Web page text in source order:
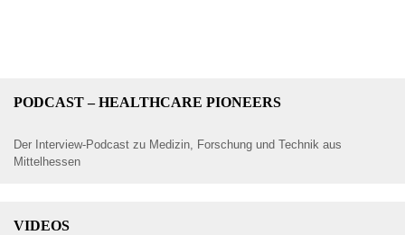
PODCAST – HEALTHCARE PIONEERS
Der Interview-Podcast zu Medizin, Forschung und Technik aus
Mittelhessen
VIDEOS